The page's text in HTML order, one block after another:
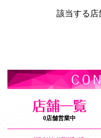
該当する店
0店舗営業中